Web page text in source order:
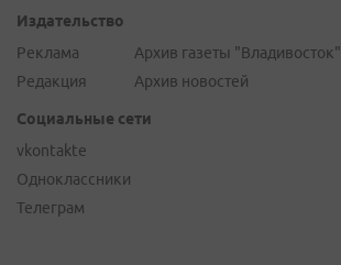
Издательство
Реклама
Редакция
Архив газеты "Владивосток"
Архив новостей
Социальные сети
vkontakte
Одноклассники
Телеграм